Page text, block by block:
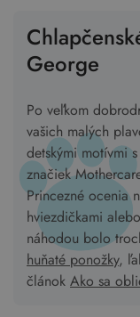
George
Po veľkom
vašich malých
detskými motívmi
značiek
Princezné ocenia
hviezdičkami
náhodou bolo
huňaté ponožky,
článok Ako sa